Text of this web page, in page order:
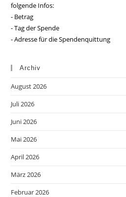
folgende Infos:
- Betrag
- Tag der Spende
- Adresse für die Spendenquittung
Archiv
August 2026
Juli 2026
Juni 2026
Mai 2026
April 2026
März 2026
Februar 2026